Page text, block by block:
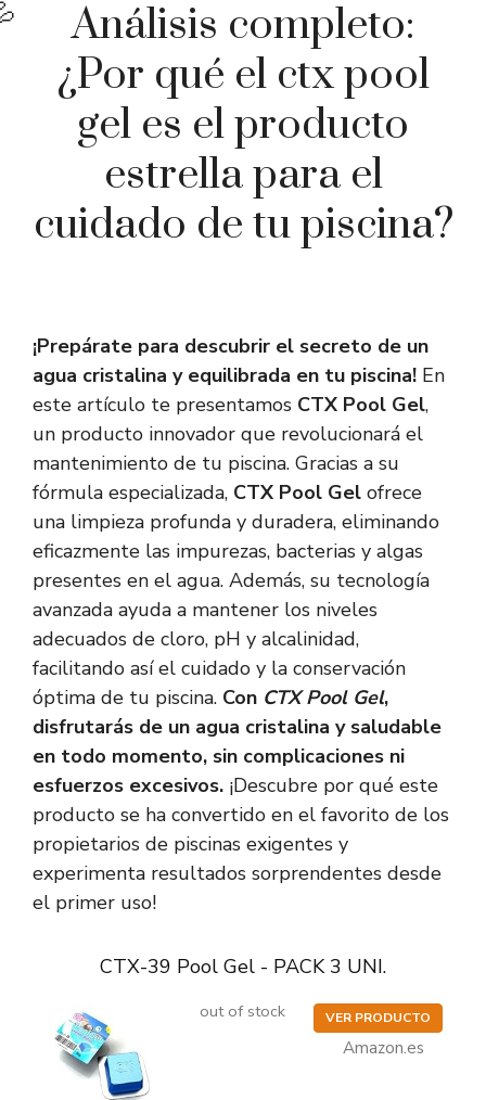
Análisis completo:
¿Por qué el ctx pool
gel es el producto
estrella para el
cuidado de tu piscina?
¡Prepárate para descubrir el secreto de un
agua cristalina y equilibrada en tu piscina! En
este artículo te presentamos CTX Pool Gel,
un producto innovador que revolucionará el
mantenimiento de tu piscina. Gracias a su
fórmula especializada, CTX Pool Gel ofrece
una limpieza profunda y duradera, eliminando
eficazmente las impurezas, bacterias y algas
presentes en el agua. Además, su tecnología
avanzada ayuda a mantener los niveles
adecuados de cloro, pH y alcalinidad,
facilitando así el cuidado y la conservación
óptima de tu piscina. Con CTX Pool Gel,
disfrutarás de un agua cristalina y saludable
en todo momento, sin complicaciones ni
esfuerzos excesivos. ¡Descubre por qué este
producto se ha convertido en el favorito de los
propietarios de piscinas exigentes y
experimenta resultados sorprendentes desde
el primer uso!
CTX-39 Pool Gel - PACK 3 UNI.
out of stock VER PRODUCTO
Amazon.es